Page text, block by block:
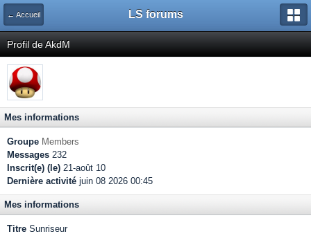
← Accueil LS forums
Profil de AkdM
Mes informations
Groupe Members
Messages 232
Inscrit(e) (le) 21-août 10
Dernière activité juin 08 2026 00:45
Mes informations
Titre Sunriseur